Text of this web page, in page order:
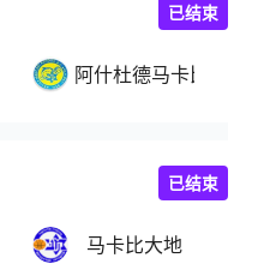
阿什杜德马卡比
已结束
马卡比大地
已结束